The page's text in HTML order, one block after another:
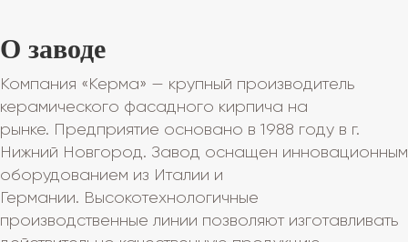
О заводе
Компания «Керма» — крупный производитель
керамического фасадного кирпича на
рынке. Предприятие основано в 1988 году в г.
Нижний Новгород. Завод оснащен инновационным
оборудованием из Италии и
Германии. Высокотехнологичные
производственные линии позволяют изготавливать